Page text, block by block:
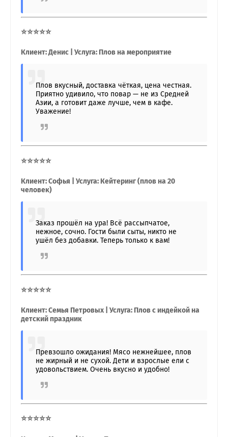
⭐⭐⭐⭐⭐
Клиент: Денис | Услуга: Плов на мероприятие
Плов вкусный, доставка чёткая, цена честная.
Приятно удивило, что повар — не из Средней
Азии, а готовит даже лучше, чем в кафе.
Уважение!
⭐⭐⭐⭐⭐
Клиент: Софья | Услуга: Кейтеринг (плов на 20
человек)
Заказ прошёл на ура! Всё рассыпчатое,
нежное, сочно. Гости были сыты, никто не
ушёл без добавки. Теперь только к вам!
⭐⭐⭐⭐⭐
Клиент: Семья Петровых | Услуга: Плов с индейкой на
детский праздник
Превзошло ожидания! Мясо нежнейшее, плов
не жирный и не сухой. Дети и взрослые ели с
удовольствием. Очень вкусно и удобно!
⭐⭐⭐⭐⭐